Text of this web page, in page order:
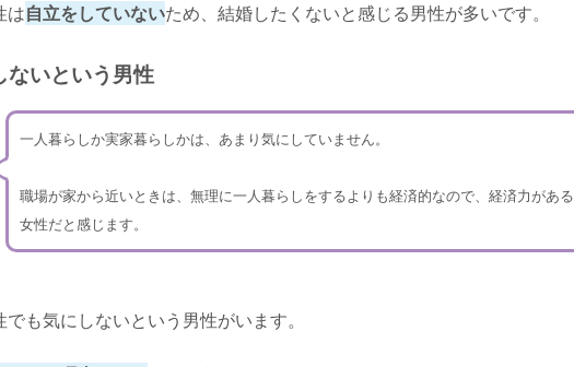
は自立をしていないため、結婚したくないと感じる男性が多いです。
ないという男性
一人暮らしか実家暮らしかは、あまり気にしていません。
職場が家から近いときは、無理に一人暮らしをするよりも経済的なので、経済力がある
女性だと感じます。
も気にしないという男性がいます。